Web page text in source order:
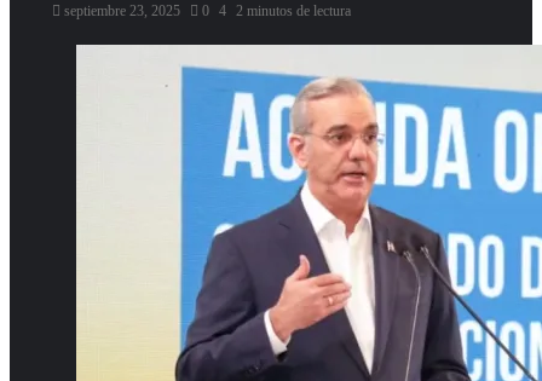
septiembre 23, 2025 0 4 2 minutos de lectura